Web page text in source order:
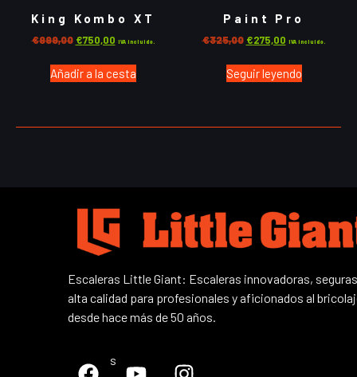
King Kombo XT
€999,00 €750,00 IVA incluido.
Añadir a la cesta
Paint Pro
€325,00 €275,00 IVA incluido.
Seguir leyendo
Escaleras Little Giant: Escaleras innovadoras,
alta calidad para profesionales y aficionados al
desde hace más de 50 años.
Síguenos